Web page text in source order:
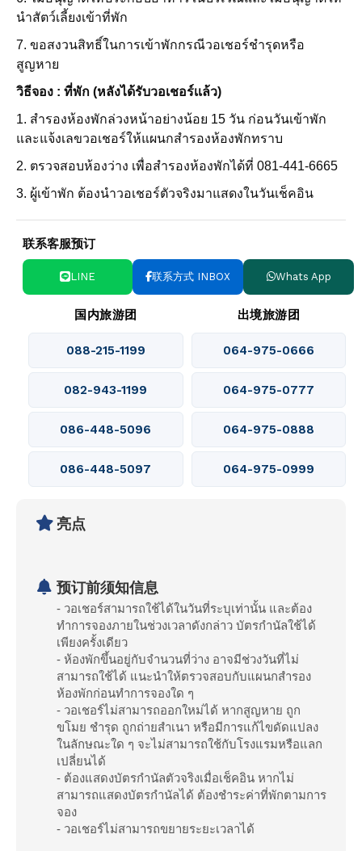
นำสัตว์เลี้ยงเข้าที่พัก
7. ขอสงวนสิทธิ์ในการเข้าพักกรณีวอเชอร์ชำรุดหรือ
สูญหาย
วิธีจอง : ที่พัก (หลังได้รับวอเชอร์เเล้ว)
1. สำรองห้องพักล่วงหน้าอย่างน้อย 15 วัน ก่อนวันเข้าพัก
และแจ้งเลขวอเชอร์ให้แผนกสำรองห้องพักทราบ
2. ตรวจสอบห้องว่าง เพื่อสำรองห้องพักได้ที่ 081-441-6665
3. ผู้เข้าพัก ต้องนำวอเชอร์ตัวจริงมาแสดงในวันเช็คอิน
联系客服预订
LINE 联系方式 INBOX Whats App
国内旅游团 出境旅游团
088-215-1199 064-975-0666
082-943-1199 064-975-0777
086-448-5096 064-975-0888
086-448-5097 064-975-0999
亮点
预订前须知信息
- วอเชอร์สามารถใช้ได้ในวันที่ระบุเท่านั้น และต้อง
ทำการจองภายในช่วงเวลาดังกล่าว บัตรกำนัลใช้ได้
เพียงครั้งเดียว
- ห้องพักขึ้นอยู่กับจำนวนที่ว่าง อาจมีช่วงวันที่ไม่
สามารถใช้ได้ แนะนำให้ตรวจสอบกับแผนกสำรอง
ห้องพักก่อนทำการจองใด ๆ
- วอเชอร์ไม่สามารถออกใหม่ได้ หากสูญหาย ถูก
ขโมย ชำรุด ถูกถ่ายสำเนา หรือมีการแก้ไขดัดแปลง
ในลักษณะใด ๆ จะไม่สามารถใช้กับโรงแรมหรือแลก
เปลี่ยนได้
- ต้องแสดงบัตรกำนัลตัวจริงเมื่อเช็คอิน หากไม่
สามารถแสดงบัตรกำนัลได้ ต้องชำระค่าที่พักตามการ
จอง
- วอเชอร์ไม่สามารถขยายระยะเวลาได้